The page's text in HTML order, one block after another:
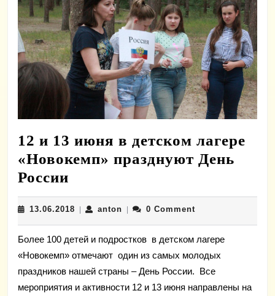
12 и 13 июня в детском лагере
«Новокемп» празднуют День
России
и
13
июня
в
детском
лагере
13.06.2018 13.06.2018
| antonanton
| 0 Comment
Более 100 детей и подростков в детском лагере
«Новокемп» отмечают один из самых молодых
праздников нашей страны – День России. Все
мероприятия и активности 12 и 13 июня направлены на